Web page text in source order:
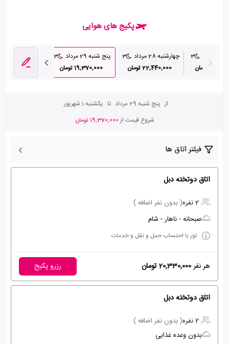
پکیج های هوایی
3
تومان
چهارشنبه 28 مرداد
3
22,440,000 تومان
پنج شنبه 29 مرداد
3
19,370,000 تومان
از پنج شنبه 29 مرداد تا یکشنبه 1 شهریور
شروع قیمت از19,370,000 تومان
فیلتر اتاق ها
اتاق دوتخته دبل
2 نفره
( بدون نفر اضافه )
صبحانه - ناهار - شام
تور با احتساب حمل و نقل و خدمات
هر نفر20,330,000 تومان رزرو پکیج
اتاق دوتخته دبل
2 نفره
( بدون نفر اضافه )
بدون وعده غذایی